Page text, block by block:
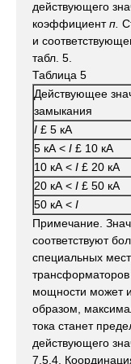
действующего
коэффициентп.
и
табл. 5.
Таблица 5
Действующее
замыкания
I £ 5 кА
5 кА < I £ 10 кА
10 кА < I £ 20 кА
20 кА < I £ 50 кА
50 кА < I
Примечание.
соответствуют
специальных
мощности может
образом,
тока станет
действующего
7.5.4.